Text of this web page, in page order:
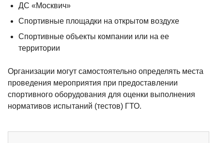
ДС «Москвич»
Спортивные площадки на открытом воздухе
Спортивные объекты компании или на ее
территории
Организации могут самостоятельно определять места
проведения мероприятия при предоставлении
спортивного оборудования для оценки выполнения
нормативов испытаний (тестов) ГТО.